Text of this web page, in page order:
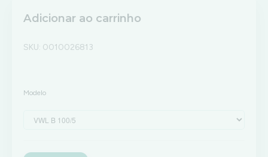
Adicionar ao carrinho
SKU: 0010026813
Modelo